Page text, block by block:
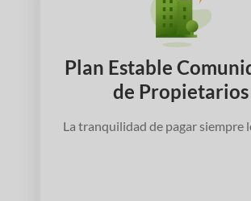
Plan Estable
de Propietarios
La tranquilidad de pagar siempre